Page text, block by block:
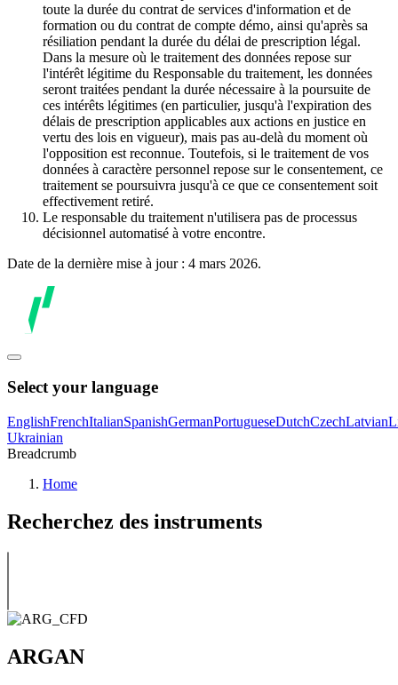
toute la durée du contrat de services d'information et de
formation ou du contrat de compte démo, ainsi qu'après sa
résiliation pendant la durée du délai de prescription légal.
Dans la mesure où le traitement des données repose sur
l'intérêt légitime du Responsable du traitement, les données
seront traitées pendant la durée nécessaire à la poursuite de
ces intérêts légitimes (en particulier, jusqu'à l'expiration des
délais de prescription applicables aux actions en justice en
vertu des lois en vigueur), mais pas au-delà du moment où
l'opposition est reconnue. Toutefois, si le traitement de vos
données à caractère personnel repose sur le consentement, ce
traitement se poursuivra jusqu'à ce que ce consentement soit
effectivement retiré.
Le responsable du traitement n'utilisera pas de processus
décisionnel automatisé à votre encontre.
Date de la dernière mise à jour : 4 mars 2026.
Select your language
EnglishFrenchItalianSpanishGermanPortugueseDutchCzechLatvian
Ukrainian
Breadcrumb
Home
Recherchez des instruments
ARGAN